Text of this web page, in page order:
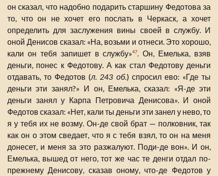
он сказал, что надобно подарить старшину Федотова за
то, что он не хочет его послать в Черкаск, а хочет
определить для заслужения вины своей в службу. И
оной Денисов сказал: «На, возьми и отнеси. Это хорошо,
кали он тебя запишет в службу»47. Он, Емелька, взяв
деньги, понес к Федотову. А как стал Федотову деньги
отдавать, то Федотов (л. 243 об.) спросил ево: «Где ты
деньги эти занял?» И он, Емелька, сказал: «Я-де эти
деньги занял у Карпа Петровича Денисова». И оной
Федотов сказал: «Нет, кали ты деньги эти занел у нево, то
я у тебя их не возму. Он-де свой брат — полковник, так
как он о этом сведает, что я с тебя взял, то он на меня
донесет, и меня за это разжалуют. Поди-де вон». И он,
Емелька, вышед от него, тот же час те денги отдал по-
прежнему Денисову, сказав оному, что-де Федотов у